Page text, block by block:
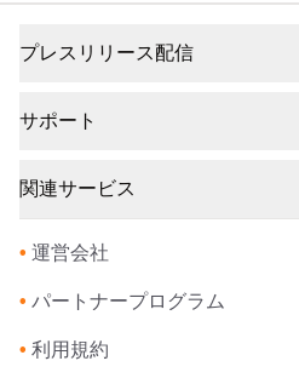
プレスリリース配信
サポート
関連サービス
• 運営会社
• パートナープログラム
• 利用規約